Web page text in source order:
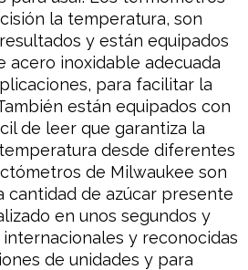
la temperatura, son
y están equipados
acero inoxidable adecuada
para facilitar la
están equipados con
de leer que garantiza la
desde diferentes
de Milwaukee son
cantidad de azúcar presente
en unos segundos y
y reconocidas
de unidades y para